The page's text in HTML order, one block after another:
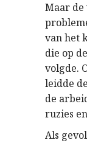
Maar
van het
die op
volgde.
leidde
de
ruzies
Als